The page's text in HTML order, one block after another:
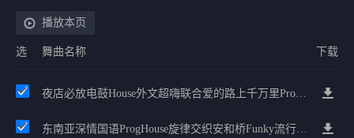
播放本页
选 舞曲名称 下载
夜店必放电鼓House外文超嗨联合爱的路上千万里Prog包房漫步上头
东南亚深情国语ProgHouse旋律交织安和桥Funky流行情怀串烧